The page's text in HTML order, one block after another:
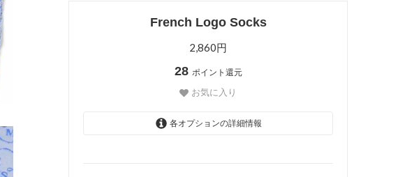
French Logo Socks
2,860円
28 ポイント還元
お気に入り
各オプションの詳細情報